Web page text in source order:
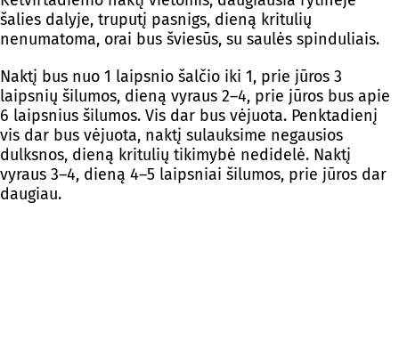
šalies dalyje, truputį pasnigs, dieną kritulių
nenumatoma, orai bus šviesūs, su saulės spinduliais.
Naktį bus nuo 1 laipsnio šalčio iki 1, prie jūros 3
laipsnių šilumos, dieną vyraus 2–4, prie jūros bus apie
6 laipsnius šilumos. Vis dar bus vėjuota. Penktadienį
vis dar bus vėjuota, naktį sulauksime negausios
dulksnos, dieną kritulių tikimybė nedidelė. Naktį
vyraus 3–4, dieną 4–5 laipsniai šilumos, prie jūros dar
daugiau.